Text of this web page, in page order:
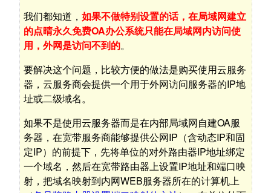
我们都知道， 如果不做特别设置的话，在局域网建立
的点晴永久免费OA办公系统只能在局域网内访问使
用，外网是访问不到的。
要解决这个问题，比较方便的做法是购买使用云服务
器，云服务商会提供一个用于外网访问服务器的IP地
址或二级域名。
如果不是使用云服务器而是在内部局域网自建OA服
务器，在宽带服务商能够提供公网IP（含动态IP和固
定IP）的前提下，先将单位的对外路由器IP地址绑定
一个域名，然后在宽带路由器上设置IP地址和端口映
射，把域名映射到内网WEB服务器所在的计算机上